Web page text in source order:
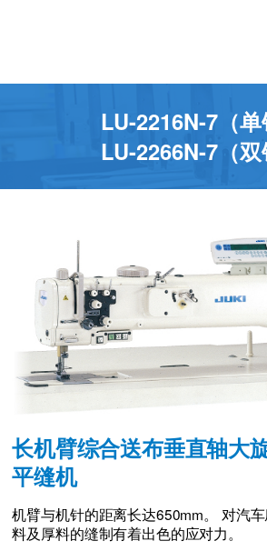
LU-2216N-7（单
LU-2266N-7（双
长机臂综合送布垂直轴大
平缝机
机臂与机针的距离长达650mm。
对汽
料及厚料的缝制有着出色的应对力。